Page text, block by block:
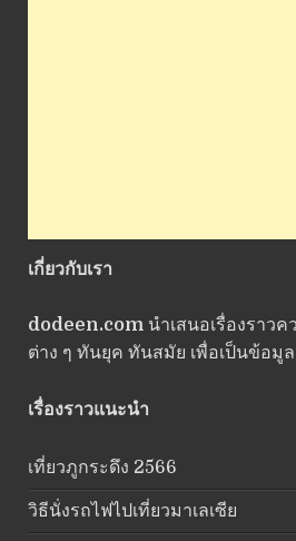
เกี่ยวกับเรา
dodeen.com นำเสนอเรื่องราว
ต่าง ๆ ทันยุค ทันสมัย เพื่อเป็นข้อมู
เรื่องราวแนะนำ
เที่ยวภูกระดึง 2566
วิธีนั่งรถไฟไปเที่ยวมาเลเซีย